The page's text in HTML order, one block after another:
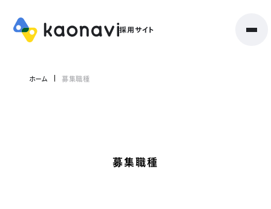
ホーム 募集職種
募集職種